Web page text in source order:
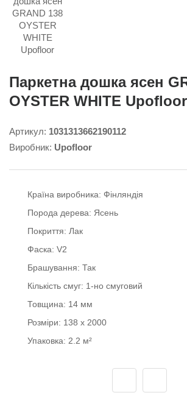
Паркетна дошка ясен
OYSTER WHITE Upofloor
Артикул: 1031313662190112
Виробник: Upofloor
Країна виробника: Фінляндія
Порода дерева: Ясень
Покриття: Лак
Фаска: V2
Брашування: Так
Кількість смуг: 1-но смуговий
Товщина: 14 мм
Розміри: 138 x 2000
Упаковка: 2.2 м²